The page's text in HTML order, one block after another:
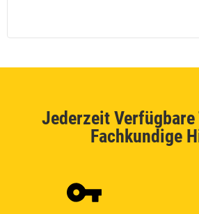
Jederzeit Verfügbare
Fachkundige